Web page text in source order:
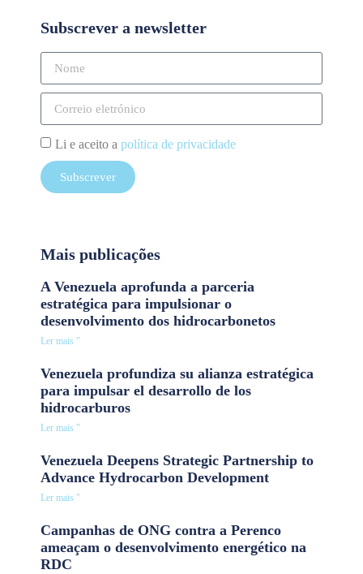
Subscrever a newsletter
Li e aceito a política de privacidade
Subscrever
Mais publicações
A Venezuela aprofunda a parceria
estratégica para impulsionar o
desenvolvimento dos hidrocarbonetos
Ler mais "
Venezuela profundiza su alianza estratégica
para impulsar el desarrollo de los
hidrocarburos
Ler mais "
Venezuela Deepens Strategic Partnership to
Advance Hydrocarbon Development
Ler mais "
Campanhas de ONG contra a Perenco
ameaçam o desenvolvimento energético na
RDC